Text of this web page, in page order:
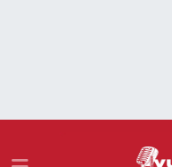
Namaz Vakitleri